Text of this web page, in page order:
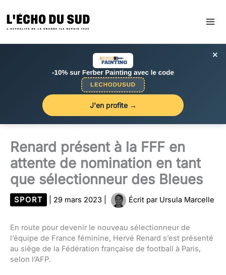
au
contenu
×
J'en profite →
Renard présent à la FFF en
attente de nomination en tant
que sélectionneur des Bleues
SPORT 29 mars 2023 Écrit par Ursula Marcelle
En route pour devenir le nouveau sélectionneur de
l’équipe de France féminine, Hervé Renard s’est présenté
au siège de la Fédération française de football à Paris,
selon l’AFP.